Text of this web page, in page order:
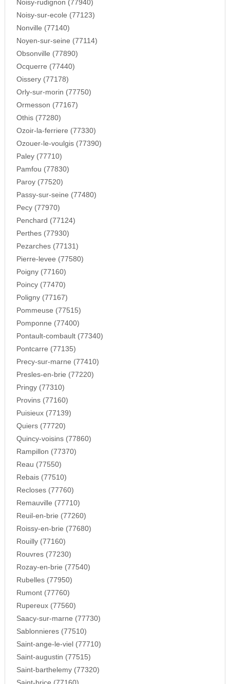
Noisy-rudignon (77940)
Noisy-sur-ecole (77123)
Nonville (77140)
Noyen-sur-seine (77114)
Obsonville (77890)
Ocquerre (77440)
Oissery (77178)
Orly-sur-morin (77750)
Ormesson (77167)
Othis (77280)
Ozoir-la-ferriere (77330)
Ozouer-le-voulgis (77390)
Paley (77710)
Pamfou (77830)
Paroy (77520)
Passy-sur-seine (77480)
Pecy (77970)
Penchard (77124)
Perthes (77930)
Pezarches (77131)
Pierre-levee (77580)
Poigny (77160)
Poincy (77470)
Poligny (77167)
Pommeuse (77515)
Pomponne (77400)
Pontault-combault (77340)
Pontcarre (77135)
Precy-sur-marne (77410)
Presles-en-brie (77220)
Pringy (77310)
Provins (77160)
Puisieux (77139)
Quiers (77720)
Quincy-voisins (77860)
Rampillon (77370)
Reau (77550)
Rebais (77510)
Recloses (77760)
Remauville (77710)
Reuil-en-brie (77260)
Roissy-en-brie (77680)
Rouilly (77160)
Rouvres (77230)
Rozay-en-brie (77540)
Rubelles (77950)
Rumont (77760)
Rupereux (77560)
Saacy-sur-marne (77730)
Sablonnieres (77510)
Saint-ange-le-viel (77710)
Saint-augustin (77515)
Saint-barthelemy (77320)